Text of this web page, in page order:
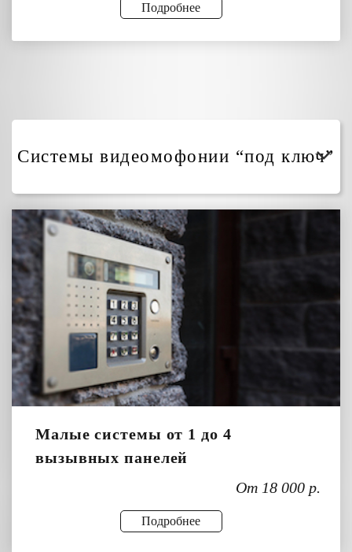
Подробнее
Системы видеомофонии “под ключ”
Малые системы от 1 до 4
вызывных панелей
От 18 000 р.
Подробнее